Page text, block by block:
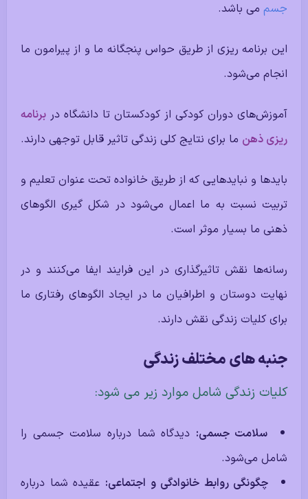
جسم می باشد.
این برنامه ریزی از طریق حواس پنجگانه ما و از پیرامون ما
انجام می‌شود.
آموزش‌های دوران کودکی از کودکستان تا دانشگاه در برنامه
ریزی ذهن ما برای نتایج کلی زندگی تاثیر قابل توجهی دارند.
بایدها و نبایدهایی که از طریق خانواده تحت عنوان تعلیم و
تربیت نسبت به ما اعمال می‌شود در شکل گیری الگوهای
ذهنی ما بسیار موثر است.
رسانه‌ها نقش تاثیرگذاری در این فرایند ایفا می‌کنند و در
نهایت دوستان و اطرافیان ما در ایجاد الگوهای رفتاری ما
برای کلیات زندگی نقش دارند.
جنبه های مختلف زندگی
کلیات زندگی شامل موارد زیر می شود:
سلامت جسمی: دیدگاه شما درباره سلامت جسمی را
شامل می‌شود.
چگونگی روابط خانوادگی و اجتماعی: عقیده شما درباره